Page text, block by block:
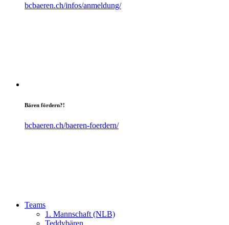
bcbaeren.ch/infos/anmeldung/
Bären fördern?!
bcbaeren.ch/baeren-foerdern/
Teams
1. Mannschaft (NLB)
Teddybären